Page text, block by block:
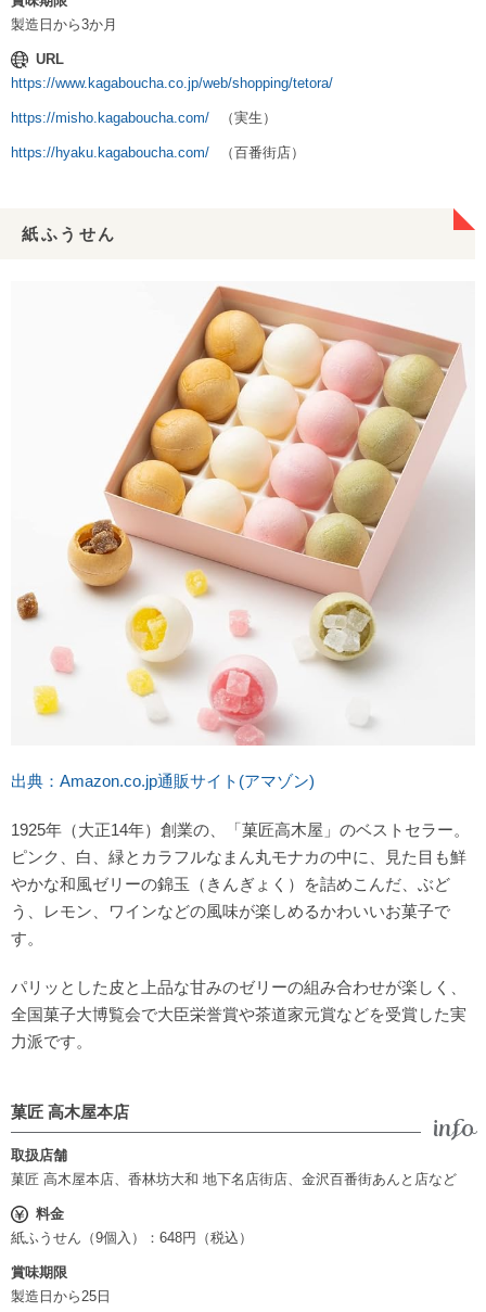
製造日から3か月
URL
https://www.kagaboucha.co.jp/web/shopping/tetora/
https://misho.kagaboucha.com/ （実生）
https://hyaku.kagaboucha.com/ （百番街店）
紙ふうせん
出典：Amazon.co.jp通販サイト(アマゾン)
1925年（大正14年）創業の、「菓匠高木屋」のベストセラー。
ピンク、白、緑とカラフルなまん丸モナカの中に、見た目も鮮
やかな和風ゼリーの錦玉（きんぎょく）を詰めこんだ、ぶど
う、レモン、ワインなどの風味が楽しめるかわいいお菓子で
す。
パリッとした皮と上品な甘みのゼリーの組み合わせが楽しく、
全国菓子大博覧会で大臣栄誉賞や茶道家元賞などを受賞した実
力派です。
菓匠 高木屋本店
取扱店舗
菓匠 高木屋本店、香林坊大和 地下名店街店、金沢百番街あんと店など
料金
紙ふうせん（9個入）：648円（税込）
賞味期限
製造日から25日